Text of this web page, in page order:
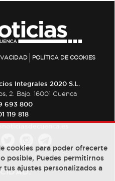
POLÍTICA DE COOKIES
Integrales 2020 S.L.
2. Bajo. 16001 Cuenca
693 800
119 818
cookies para poder ofrecerte
posible, Puedes permitirnos
tus ajustes personalizados a